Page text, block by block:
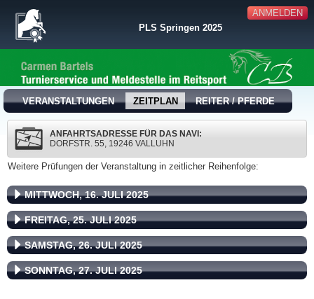
ANMELDEN
PLS Springen 2025
VERANSTALTUNGEN ZEITPLAN REITER / PFERDE
ANFAHRTSADRESSE FÜR DAS NAVI:
DORFSTR. 55, 19246 VALLUHN
Weitere Prüfungen der Veranstaltung in zeitlicher Reihenfolge:
MITTWOCH, 16. JULI 2025
FREITAG, 25. JULI 2025
SAMSTAG, 26. JULI 2025
SONNTAG, 27. JULI 2025